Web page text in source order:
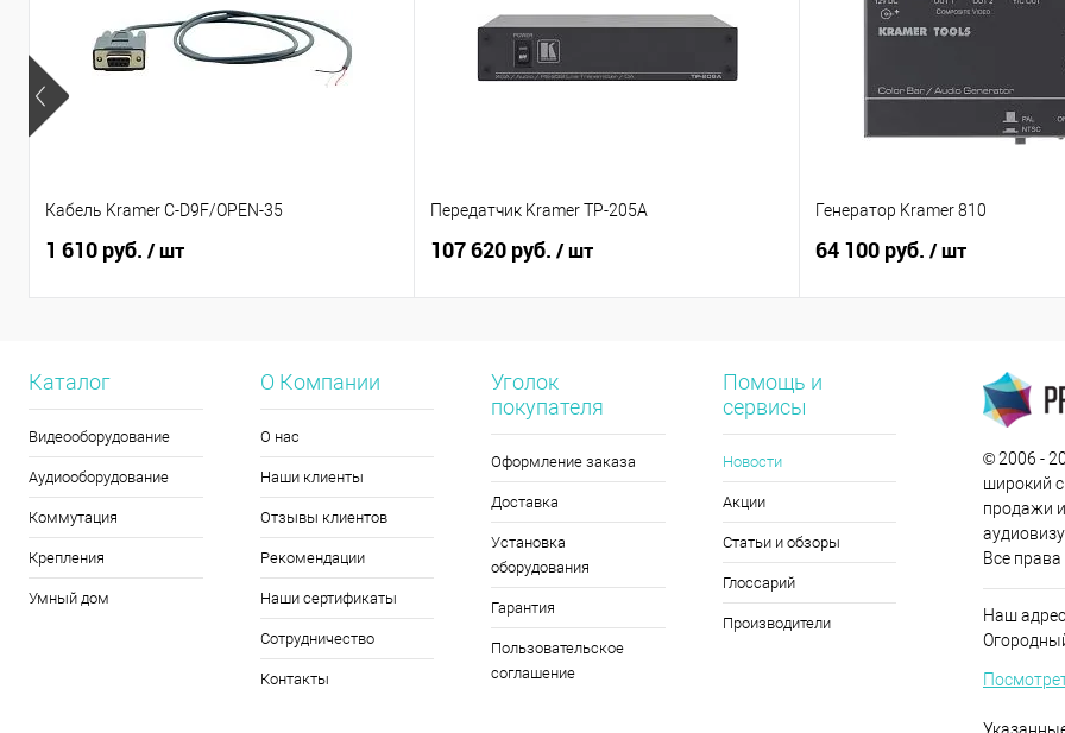
Кабель Kramer C-D9F/OPEN-35
1 610 руб. / шт
Передатчик Kramer TP-205A
107 620 руб. / шт
Генератор Kramer 810
64 100 руб. / шт
Каталог
Видеооборудование
Аудиооборудование
Коммутация
Крепления
Умный дом
О Компании
О нас
Наши клиенты
Отзывы клиентов
Рекомендации
Наши сертификаты
Сотрудничество
Контакты
Уголок
покупателя
Оформление заказа
Доставка
Установка
оборудования
Гарантия
Пользовательское
соглашение
Помощь и
сервисы
Новости
Акции
Статьи и обзоры
Глоссарий
Производители
© 2006 -
широкий
продажи
Все
Наш